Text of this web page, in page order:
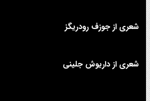
شعری از جوزف رودریگز
شعری از داریوش جلینی